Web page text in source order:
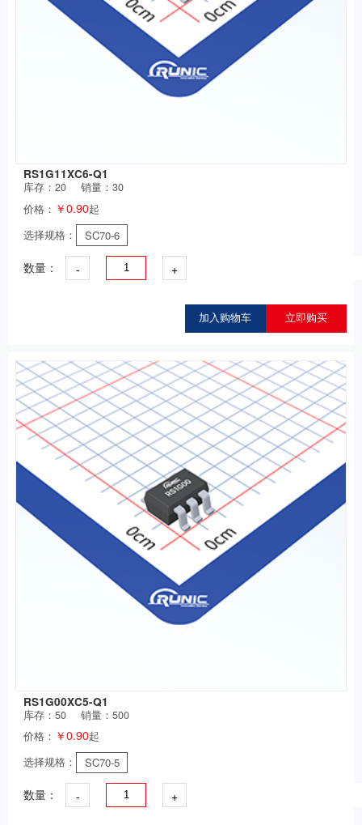
RS1G11XC6-Q1
库存：20
销量：30
价格： ￥0.90起
选择规格：
SC70-6
数量： - +
加入购物车 立即购买
RS1G00XC5-Q1
库存：50
销量：500
价格： ￥0.90起
选择规格：
SC70-5
数量： - +